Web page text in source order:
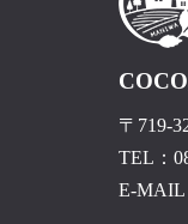
〒719-
TEL：
E-MAIL